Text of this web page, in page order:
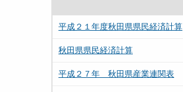
平成２１年度秋田県県民経済計算
秋田県県民経済計算
平成２７年 秋田県産業連関表